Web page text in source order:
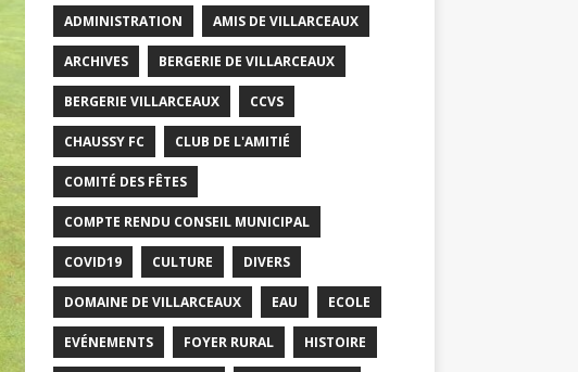
ADMINISTRATION AMIS DE VILLARCEAUX
ARCHIVES BERGERIE DE VILLARCEAUX
BERGERIE VILLARCEAUX CCVS
CHAUSSY FC CLUB DE L'AMITIÉ
COMITÉ DES FÊTES
COMPTE RENDU CONSEIL MUNICIPAL
COVID19 CULTURE DIVERS
DOMAINE DE VILLARCEAUX EAU ECOLE
EVÉNEMENTS FOYER RURAL HISTOIRE